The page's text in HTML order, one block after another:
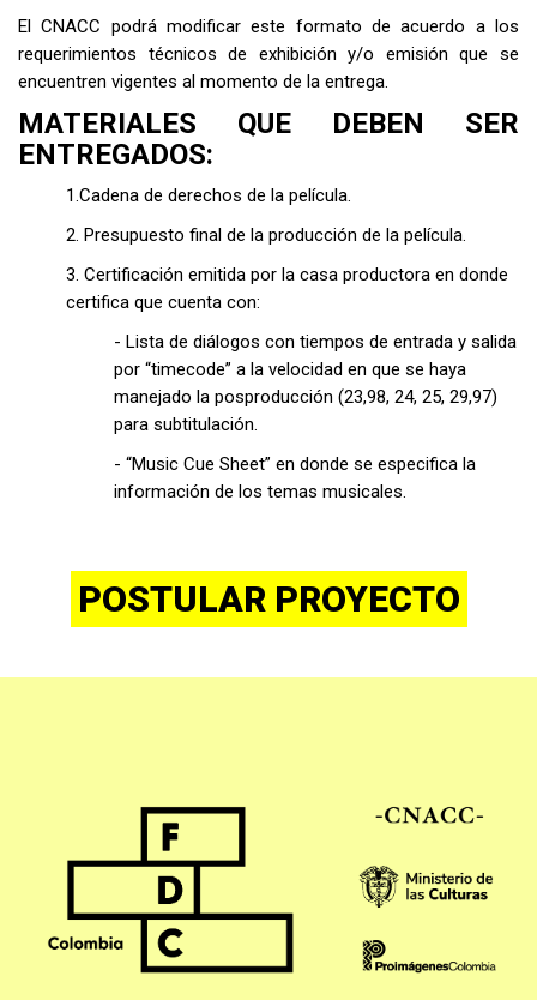
El CNACC podrá modificar este formato de acuerdo a los
requerimientos técnicos de exhibición y/o emisión que se
encuentren vigentes al momento de la entrega.
MATERIALES QUE DEBEN SER
ENTREGADOS:
1.Cadena de derechos de la película.
2. Presupuesto final de la producción de la película.
3. Certificación emitida por la casa productora en donde
certifica que cuenta con:
- Lista de diálogos con tiempos de entrada y salida
por “timecode” a la velocidad en que se haya
manejado la posproducción (23,98, 24, 25, 29,97)
para subtitulación.
- “Music Cue Sheet” en donde se especifica la
información de los temas musicales.
POSTULAR PROYECTO